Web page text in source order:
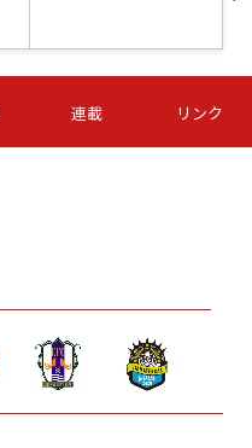
第16節 09/06 (日) 15:00
-
連載 リンク